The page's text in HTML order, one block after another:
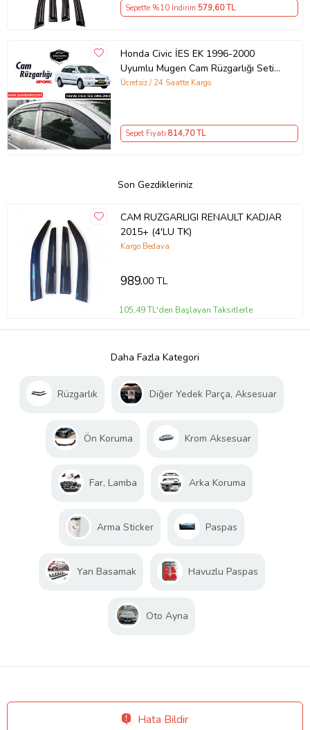
Sepette %10 İndirim 579,60 TL
Honda Civic İES EK 1996-2000
Uyumlu Mugen Cam Rüzgarlığı Seti
Piano Black 4'lü İthal
Ücretsiz / 24 Saatte Kargo
Sepet Fiyatı 814,70 TL
Son Gezdikleriniz
CAM RUZGARLIGI RENAULT KADJAR
2015+ (4'LU TK)
Kargo Bedava
989,00 TL
105,49 TL'den Başlayan Taksitlerle
Daha Fazla Kategori
Rüzgarlık Diğer Yedek Parça, Aksesuar
Ön Koruma Krom Aksesuar
Far, Lamba Arka Koruma
Arma Sticker Paspas
Yan Basamak Havuzlu Paspas
Oto Ayna
Hata Bildir